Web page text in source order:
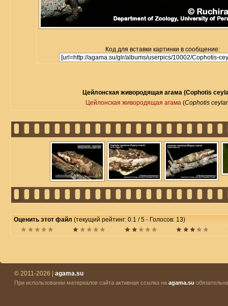
Код для вставки картинки в сообщение:
Цейлонская живородящая агама (Cophotis
Цейлонская живородящая агама (Cophotis
Оценить этот файл (текущий рейтинг: 0.1 / 5 - Голосов: 13)
© 2011-2026 | agama.su
При использовании материалов сайта активная ссылка на agama.su